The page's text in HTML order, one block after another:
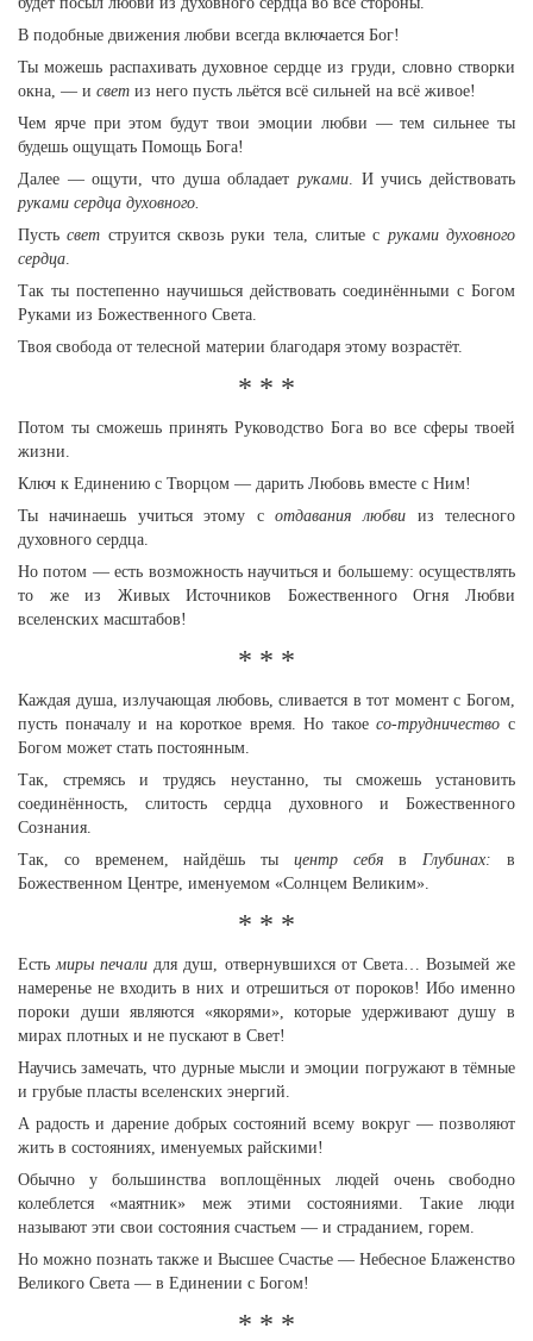
В подобные движения любви всегда включается Бог!
Ты можешь распахивать духовное сердце из груди, словно створки
окна, — и свет из него пусть льётся всё сильней на всё живое!
Чем ярче при этом будут твои эмоции любви — тем сильнее ты
будешь ощущать Помощь Бога!
Далее — ощути, что душа обладает руками. И учись действовать
руками сердца духовного.
Пустьсвет струится сквозь руки тела, слитые с руками духовного
сердца.
Так ты постепенно научишься действовать соединёнными с Богом
Руками из Божественного Света.
Твоя свобода от телесной материи благодаря этому возрастёт.
* * *
Потом ты сможешь принять Руководство Бога во все сферы твоей
жизни.
Ключ к Единению с Творцом — дарить Любовь вместе с Ним!
Ты начинаешь учиться этому с отдавания любви из телесного
духовного сердца.
Но потом — есть возможность научиться и большему: осуществлять
то же из Живых Источников Божественного Огня Любви
вселенских масштабов!
* * *
Каждая душа, излучающая любовь, сливается в тот момент с Богом,
пусть поначалу и на короткое время. Но такоесо-трудничество с
Богом может стать постоянным.
Так, стремясь и трудясь неустанно, ты сможешь установить
соединённость, слитость сердца духовного и Божественного
Сознания.
Так, со временем, найдёшь ты центр себя вГлубинах: в
Божественном Центре, именуемом «Солнцем Великим».
* * *
Естьмиры печали для душ, отвернувшихся от Света… Возымей же
намеренье не входить в них и отрешиться от пороков! Ибо именно
пороки души являются «якорями», которые удерживают душу в
мирах плотных и не пускают в Свет!
Научись замечать, что дурные мысли и эмоции погружают в тёмные
и грубые пласты вселенских энергий.
А радость и дарение добрых состояний всему вокруг — позволяют
жить в состояниях, именуемых райскими!
Обычно у большинства воплощённых людей очень свободно
колеблется «маятник» меж этими состояниями. Такие люди
называют эти свои состояния счастьем — и страданием, горем.
Но можно познать также и Высшее Счастье — Небесное Блаженство
Великого Света — в Единении с Богом!
* * *